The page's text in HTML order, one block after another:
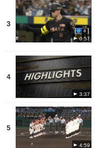
3
0:57
4
3:37
5
4:59